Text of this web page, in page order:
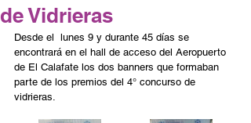
de Vidrieras
Desde el  lunes 9 y durante 45 días se
encontrará en el hall de acceso del Aeropuerto
de El Calafate los dos banners que formaban
parte de los premios del 4° concurso de
vidrieras.